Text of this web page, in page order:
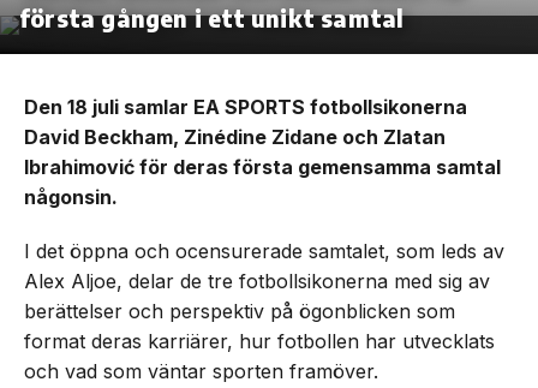
första gången i ett unikt samtal
Den 18 juli samlar EA SPORTS fotbollsikonerna
David Beckham, Zinédine Zidane och Zlatan
Ibrahimović för deras första gemensamma samtal
någonsin.
I det öppna och ocensurerade samtalet, som leds av
Alex Aljoe, delar de tre fotbollsikonerna med sig av
berättelser och perspektiv på ögonblicken som
format deras karriärer, hur fotbollen har utvecklats
och vad som väntar sporten framöver.